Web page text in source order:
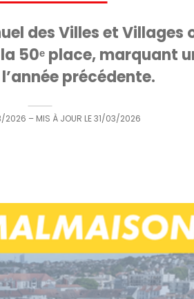
des Villes et Villages
50ᵉ place, marquant
précédente.
2026 – MIS À JOUR LE31/03/2026